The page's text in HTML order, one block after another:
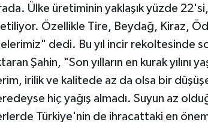
Ülke üretiminin yaklaşık yüzde
Özellikle Tire, Beydağ, Kiraz,
dedi. Bu yıl incir rekoltesinde
Şahin, "Son yılların en kurak yılını
irilik ve kalitede az da olsa bir
hiç yağış almadı. Suyun az
Türkiye'nin de ihracattaki en